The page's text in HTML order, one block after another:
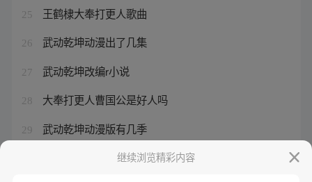
25 王鹤棣大奉打更人歌曲
26 武动乾坤动漫出了几集
27 武动乾坤改编r小说
28 大奉打更人曹国公是好人吗
29 武动乾坤动漫版有几季
武动乾坤动漫在线继续浏览精彩内容